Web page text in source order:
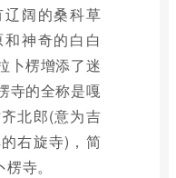
阔的桑科草
神奇的白白
卜楞增添了迷
寺的全称是嘎
北郎(意为吉
右旋寺)，简
寺。